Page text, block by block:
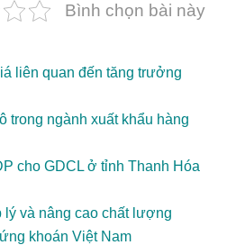
Bình chọn bài này
liên quan đến tăng trưởng
trong ngành xuất khẩu hàng
cho GDCL ở tỉnh Thanh Hóa
lý và nâng cao chất lượng
khoán Việt Nam